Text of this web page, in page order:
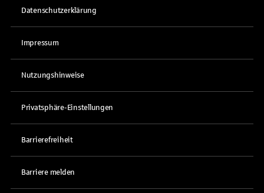
Datenschutzerklärung
Impressum
Nutzungshinweise
Privatsphäre-Einstellungen
Barrierefreiheit
Barriere melden